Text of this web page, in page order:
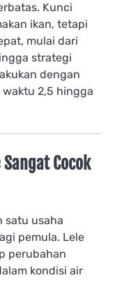
Kunci
ikan, tetapi
mulai dari
strategi
dengan
waktu 2,5 hingga
Cocok
satu usaha
pemula. Lele
perubahan
kondisi air